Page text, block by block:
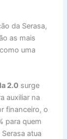
da Serasa,
as mais
uma
2.0 surge
auxiliar na
financeiro, o
para quem
atua